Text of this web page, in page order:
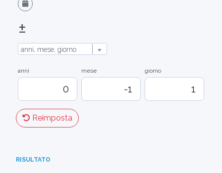
±
anni mese giorno
Reimposta
RISULTATO